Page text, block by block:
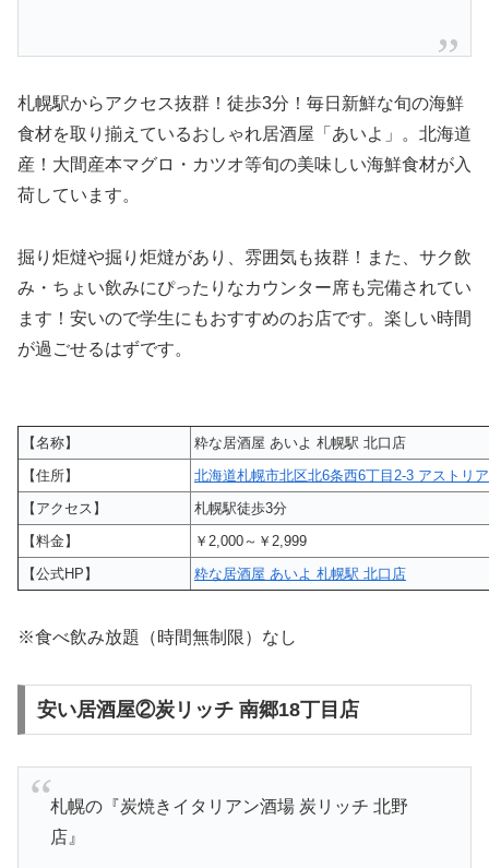
札幌駅からアクセス抜群！徒歩3分！毎日新鮮な旬の海鮮
食材を取り揃えているおしゃれ居酒屋「あいよ」。北海道
産！大間産本マグロ・カツオ等旬の美味しい海鮮食材が入
荷しています。
掘り炬燵や掘り炬燵があり、雰囲気も抜群！また、サク飲
み・ちょい飲みにぴったりなカウンター席も完備されてい
ます！安いので学生にもおすすめのお店です。楽しい時間
が過ごせるはずです。
【名称】
粋な居酒屋 あいよ 札幌駅 北口店
【住所】
北海道札幌市北区北6条西6丁目2-3 アストリ
【アクセス】
札幌駅徒歩3分
【料金】
￥2,000～￥2,999
【公式HP】
粋な居酒屋 あいよ 札幌駅 北口店
※食べ飲み放題（時間無制限）なし
安い居酒屋②炭リッチ 南郷18丁目店
札幌の『炭焼きイタリアン酒場 炭リッチ 北野
店』